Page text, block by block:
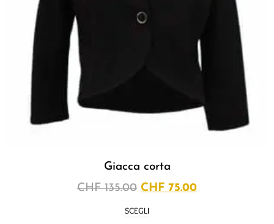
Giacca corta
CHF135.00 CHF 75.00
SCEGLI